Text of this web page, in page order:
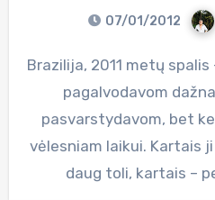
07/01/2012
Brazilija, 2011 metų spalis - lapkritis Apie Braziliją
pagalvodavom
pasvarstydavom, bet
vėlesniam laikui. Kartais
daug toli, kartais –